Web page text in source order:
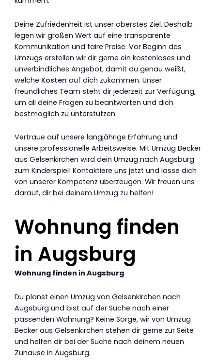
Deine Zufriedenheit ist unser oberstes Ziel. Deshalb
legen wir großen Wert auf eine transparente
Kommunikation und faire Preise. Vor Beginn des
Umzugs erstellen wir dir gerne ein kostenloses und
unverbindliches Angebot, damit du genau weißt,
welche Kosten auf dich zukommen. Unser
freundliches Team steht dir jederzeit zur Verfügung,
um all deine Fragen zu beantworten und dich
bestmöglich zu unterstützen.
Vertraue auf unsere langjährige Erfahrung und
unsere professionelle Arbeitsweise. Mit Umzug Becker
aus Gelsenkirchen wird dein Umzug nach Augsburg
zum Kinderspiel! Kontaktiere uns jetzt und lasse dich
von unserer Kompetenz überzeugen. Wir freuen uns
darauf, dir bei deinem Umzug zu helfen!
Wohnung finden
in Augsburg
Wohnung finden in Augsburg
Du planst einen Umzug von Gelsenkirchen nach
Augsburg und bist auf der Suche nach einer
passenden Wohnung? Keine Sorge, wir von Umzug
Becker aus Gelsenkirchen stehen dir gerne zur Seite
und helfen dir bei der Suche nach deinem neuen
Zuhause in Augsburg.